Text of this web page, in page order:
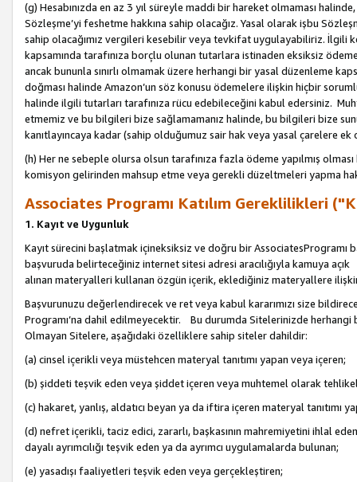
(g) Hesabınızda en az 3 yıl süreyle maddi bir hareket olmaması
Sözleşme’yi feshetme hakkına sahip olacağız. Yasal olarak işbu
sahip olacağımız vergileri kesebilir veya tevkifat uygulayabiliriz. İlgili
kapsamında tarafınıza borçlu olunan tutarlara istinaden eksiksiz
ancak bununla sınırlı olmamak üzere herhangi bir yasal düzenleme
doğması halinde Amazon’un söz konusu ödemelere ilişkin hiçbir
halinde ilgili tutarları tarafınıza rücu edebileceğini kabul edersiniz.
etmemiz ve bu bilgileri bize sağlamamanız halinde, bu bilgileri bize
kanıtlayıncaya kadar (sahip olduğumuz sair hak veya yasal çarelere
(h) Her ne sebeple olursa olsun tarafınıza fazla ödeme yapılmış
komisyon gelirinden mahsup etme veya gerekli düzeltmeleri yapma
Associates Programı Katılım Gereklilikleri
1. Kayıt ve Uygunluk
Kayıt sürecini başlatmak içineksiksiz ve doğru bir AssociatesProgramı
başvuruda belirteceğiniz internet sitesi adresi aracılığıyla kamuya
alınan materyalleri kullanan özgün içerik, eklediğiniz materyallere
Başvurunuzu değerlendirecek ve ret veya kabul kararımızı size
Programı’na dahil edilmeyecektir. Bu durumda Sitelerinizde herhangi
Olmayan Sitelere, aşağıdaki özelliklere sahip siteler dahildir:
(a) cinsel içerikli veya müstehcen materyal tanıtımı yapan veya içeren;
(b) şiddeti teşvik eden veya şiddet içeren veya muhtemel olarak
(c) hakaret, yanlış, aldatıcı beyan ya da iftira içeren materyal tanıtımı
(d) nefret içerikli, taciz edici, zararlı, başkasının mahremiyetini ihlal
dayalı ayrımcılığı teşvik eden ya da ayrımcı uygulamalarda bulunan;
(e) yasadışı faaliyetleri teşvik eden veya gerçekleştiren;